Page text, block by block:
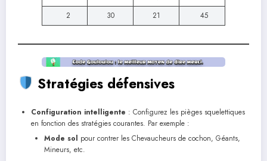
2
30 21 45
Stratégies défensives
Configuration intelligente : Configurez les pièges squelettiques
en fonction des stratégies courantes. Par exemple :
Mode sol pour contrer les Chevaucheurs de cochon, Géants,
Mineurs, etc.